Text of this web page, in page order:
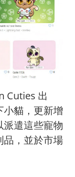
Cuties 出
貓，更新增
派遣這些寵物
品，並於市場